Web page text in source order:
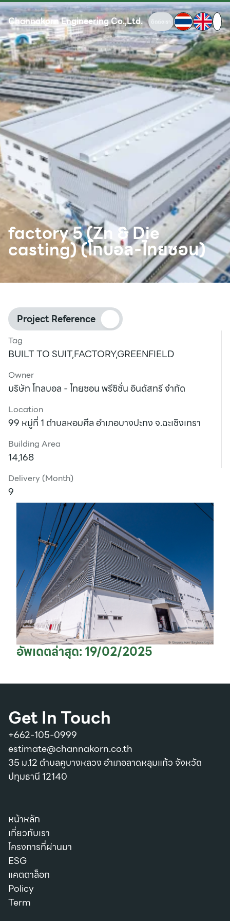
Channakorn Engineering Co.,Ltd. ติดต่อเรา
factory 5 (Zn & Die
casting) (โกบอล-ไทยซอน)
Project Reference
Tag
BUILT TO SUIT,FACTORY,GREENFIELD
Owner
บริษัท โกลบอล - ไทยซอน พรีซิชั่น อินดัสทรี จำกัด
Location
99 หมู่ที่ 1 ตำบลหอมศีล อำเภอบางปะกง จ.ฉะเชิงเทรา
Building Area
14,168
Delivery (Month)
9
อัพเดตล่าสุด: 19/02/2025
Get In Touch
+662-105-0999
estimate@channakorn.co.th
35 ม.12 ตำบลคูบางหลวง อำเภอลาดหลุมแก้ว จังหวัด
ปทุมธานี 12140
หน้าหลัก
เกี่ยวกับเรา
โครงการที่ผ่านมา
ESG
แคตตาล็อก
Policy
Term